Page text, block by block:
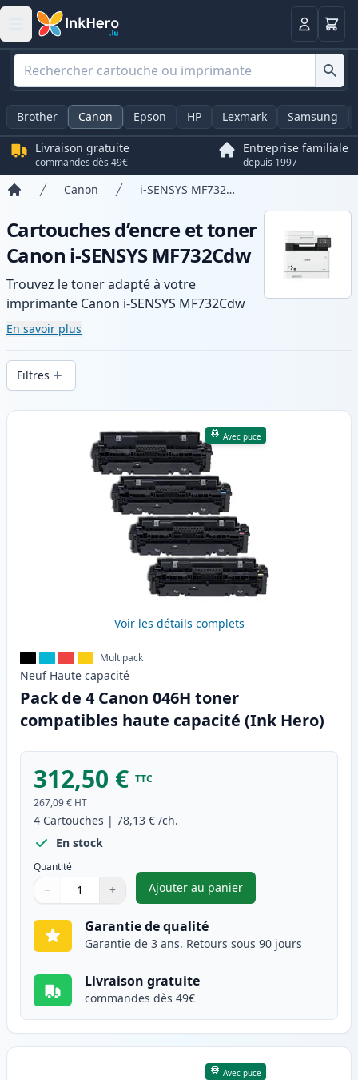
Panier
Brother Canon Epson HP Lexmark Samsung
Livraison gratuite
commandes dès 49€
Entreprise familiale
depuis 1997
Canon i-SENSYS MF732Cdw
Cartouches d’encre et toner
Canon i-SENSYS MF732Cdw
Trouvez le toner adapté à votre
imprimante Canon i-SENSYS MF732Cdw
avec notre gamme de cartouches
compatibles et haute capacité. Profitez
d’une qualité d’impression constante et
d’une livraison rapide depuis un stock
En savoir plus
Filtres
Produits
Avec puce
Voir les détails complets
Multipack
Neuf Haute capacité
Pack de 4 Canon 046H toner
compatibles haute capacité (Ink Hero)
312,50 € TTC
267,09 € HT
4 Cartouches | 78,13 € /ch.
En stock
Quantité
Quantité
Utilisez les boutons pour ajuster
− +
Quantité
Ajouter au panier
,Pack de 4 Canon 046H
Garantie de qualité
Garantie de 3 ans. Retours sous 90 jours
Livraison gratuite
commandes dès 49€
Avec puce